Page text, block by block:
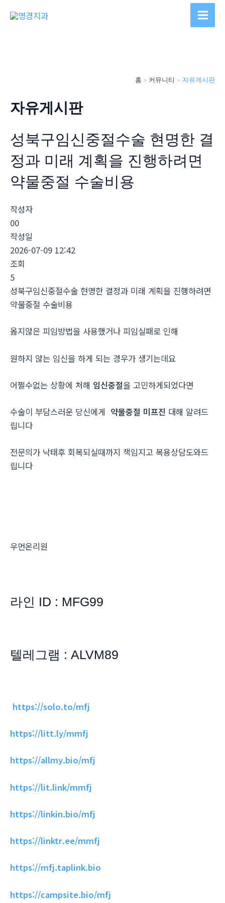
Main
홈 커뮤니티 자유게시판
자유게시판
성북구임신중절수술 현명한 결
정과 미래 계획을 진행하려면
약물중절 수술비용
작성자
00
작성일
2026-07-09 12:42
조회
5
성북구임신중절수술 현명한 결정과 미래 계획을 진행하려면
약물중절 수술비용
옳지않은 피임방법을 사용했거나 피임실패로 인해
원하지 않는 임신을 하게 되는 경우가 생기는데요
어쩔수없는 상황에 처해 임신중절을 고민하게되었다면
수술이 부담스러운 당신에게 약물중절 미프진 대해 알려드
립니다
전문의가 낙태후 회복되실때까지 책임지고 복용상담도와드
립니다
우먼온리원
라인 ID : MFG99
텔레그램 : ALVM89
https://solo.to/mfj
https://litt.ly/mmfj
https://allmy.bio/mfj
https://lit.link/mmfj
https://linkin.bio/mfj
https://linktr.ee/mmfj
https://mfj.taplink.bio
https://campsite.bio/mfj